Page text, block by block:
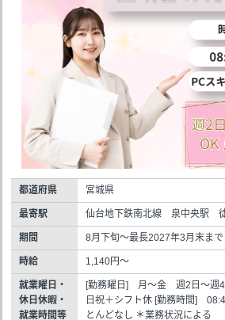
都道府県 宮城県
最寄駅 仙台地下鉄南北線 泉中央駅
期間 8月下旬～最長2027年3月末まで
時給 1,140円～
就業曜日・
休日休暇・
就業時間等
[勤務曜日] 月～金 週2日～
日祝＋シフト休 [勤務時間]
とんどなし ＊業務状況による